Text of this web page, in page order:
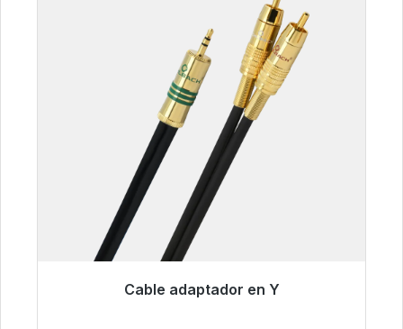
Cable adaptador en Y
Listo para envío inmediato, plazo de entrega